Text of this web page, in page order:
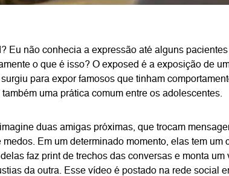
Eu não conhecia a expressão até alguns
o que é isso? O exposed é a exposição de
para expor famosos que tinham
uma prática comum entre os adolescentes.
duas amigas próximas, que trocam
Em um determinado momento, elas tem um
faz print de trechos das conversas e monta um
da outra. Esse vídeo é postado na rede social